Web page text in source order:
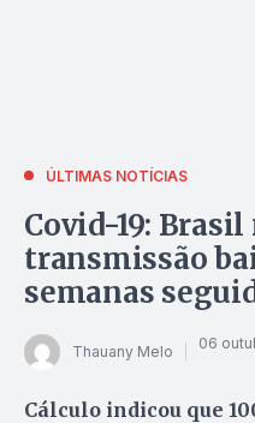
ÚLTIMAS NOTÍCIAS
Covid-19:
transmissão
semanas
Thauany Melo 06
Cálculo indicou que